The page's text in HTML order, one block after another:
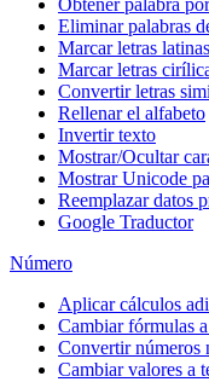
Obtener palabra
Eliminar palabras
Marcar letras latinas
Marcar letras
Convertir letras
Rellenar el alfabeto
Invertir texto
Mostrar/Ocultar
Mostrar Unicode
Reemplazar datos
Google Traductor
Número
Aplicar cálculos
Cambiar fórmulas
Convertir números
Cambiar valores a